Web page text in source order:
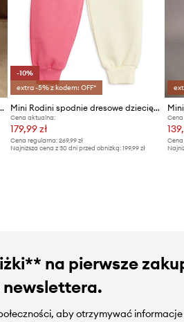
dziecięce Squiggly cats
-10%
extra -5% z kodem: OFF*
Mini Rodini spodnie dresowe dziecięce bawełniane
Cena aktualna:
179,99 zł
Cena regularna:269,99 zł
Najniższa cena z 30 dni przed obniżką:199,99 zł
na pierwsze
newslettera.
aby otrzymywać informacje